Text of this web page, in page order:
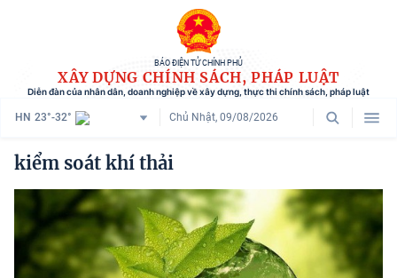
BÁO ĐIỆN TỬ CHÍNH PHỦ
XÂY DỰNG CHÍNH SÁCH, PHÁP LUẬT
Diễn đàn của nhân dân, doanh nghiệp về xây dựng, thực thi chính sách, pháp luật
HN 23°-32° Chủ Nhật, 09/08/2026
Danh mục
Trang chủ
Chính sách mới
Tham vấn chính sách
kiểm soát khí thải